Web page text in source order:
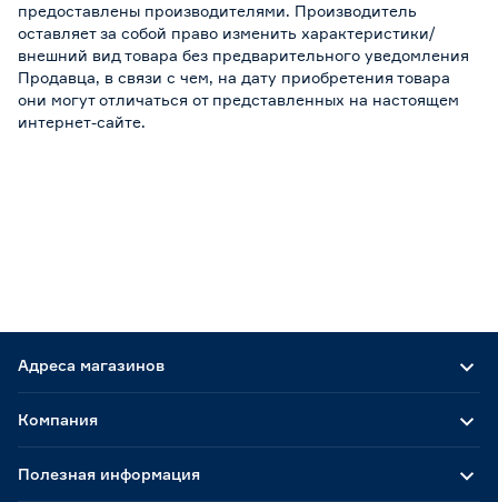
предоставлены производителями. Производитель
оставляет за собой право изменить характеристики/
внешний вид товара без предварительного уведомления
Продавца, в связи с чем, на дату приобретения товара
они могут отличаться от представленных на настоящем
интернет-сайте.
Адреса магазинов
Компания
Полезная информация